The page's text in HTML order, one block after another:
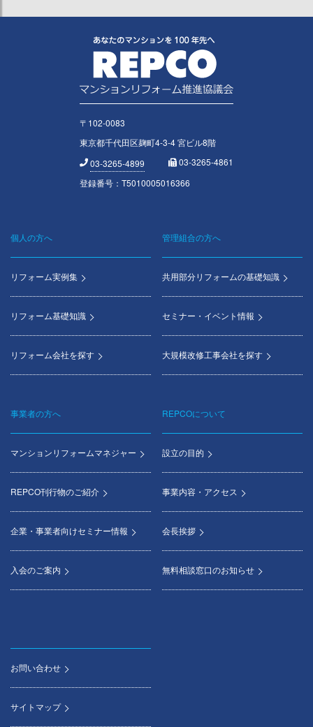
〒102-0083
東京都千代田区麹町4-3-4 宮ビル8階
03-3265-4899
03-3265-4861
登録番号：T5010005016366
Footer
menu
個人の方へ
リフォーム実例集
リフォーム基礎知識
リフォーム会社を探す
管理組合の方へ
共用部分リフォームの基礎知識
セミナー・イベント情報
大規模改修工事会社を探す
事業者の方へ
マンションリフォームマネジャー
REPCO刊行物のご紹介
企業・事業者向けセミナー情報
入会のご案内
REPCOについて
設立の目的
事業内容・アクセス
会長挨拶
無料相談窓口のお知らせ
お問い合わせ
サイトマップ